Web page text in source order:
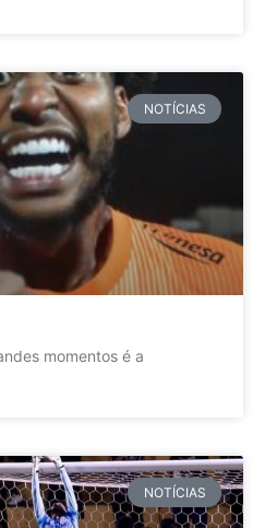
NOTÍCIAS
momentos é a
NOTÍCIAS